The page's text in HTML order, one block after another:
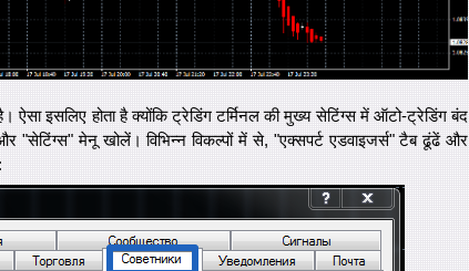
इसलिए होता है क्योंकि ट्रेडिंग टर्मिनल की मुख्य सेटिंग्स में ऑटो-ट्रेडिंग बंद
"सेटिंग्स" मेनू खोलें। विभिन्न विकल्पों में से, "एक्सपर्ट एडवाइजर्स" टैब ढूंढें और